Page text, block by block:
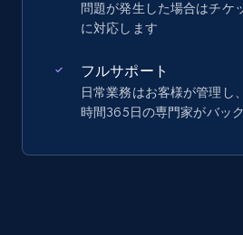
問題が発生した場合はチケ
に対応します
フルサポート
日常業務はお客様が管理し
時間365日の専門家がバッ